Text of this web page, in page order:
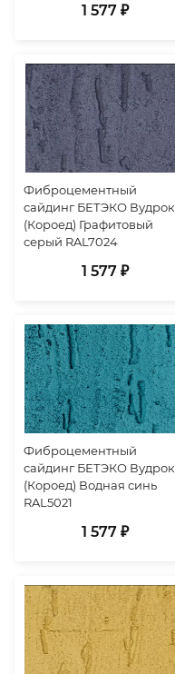
1 577 ₽
Фиброцементный
сайдинг БЕТЭКО Вудрок
(Короед) Графитовый
серый RAL7024
1 577 ₽
Фиброцементный
сайдинг БЕТЭКО Вудрок
(Короед) Водная синь
RAL5021
1 577 ₽